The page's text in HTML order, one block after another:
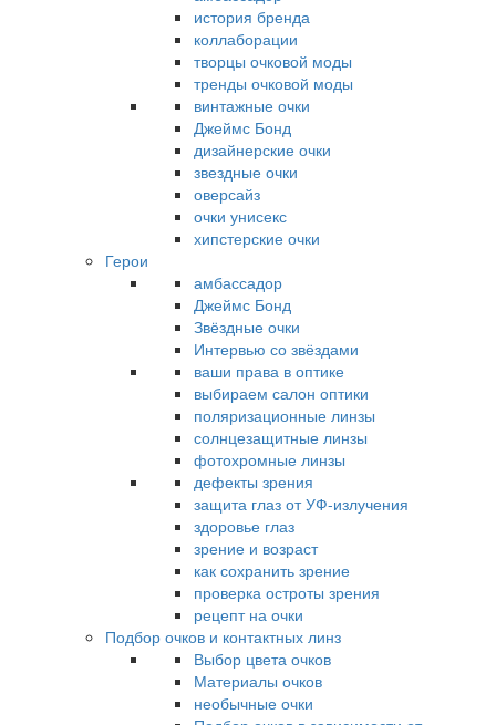
история бренда
коллаборации
творцы очковой моды
тренды очковой моды
винтажные очки
Джеймс Бонд
дизайнерские очки
звездные очки
оверсайз
очки унисекс
хипстерские очки
Герои
амбассадор
Джеймс Бонд
Звёздные очки
Интервью со звёздами
ваши права в оптике
выбираем салон оптики
поляризационные линзы
солнцезащитные линзы
фотохромные линзы
дефекты зрения
защита глаз от УФ-излучения
здоровье глаз
зрение и возраст
как сохранить зрение
проверка остроты зрения
рецепт на очки
Подбор очков и контактных линз
Выбор цвета очков
Материалы очков
необычные очки